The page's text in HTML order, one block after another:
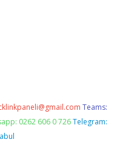
Teams:
0262 606 0 726 Telegram: